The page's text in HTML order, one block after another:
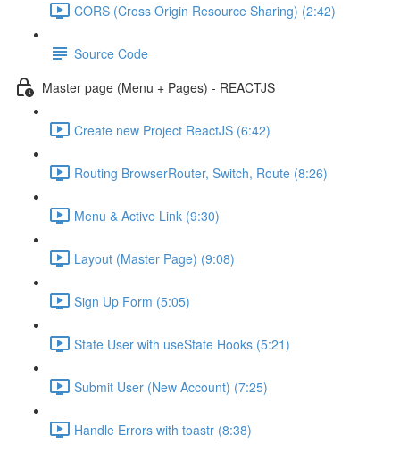
CORS (Cross Origin Resource Sharing) (2:42)
Source Code
Master page (Menu + Pages) - REACTJS
Create new Project ReactJS (6:42)
Routing BrowserRouter, Switch, Route (8:26)
Menu & Active Link (9:30)
Layout (Master Page) (9:08)
Sign Up Form (5:05)
State User with useState Hooks (5:21)
Submit User (New Account) (7:25)
Handle Errors with toastr (8:38)